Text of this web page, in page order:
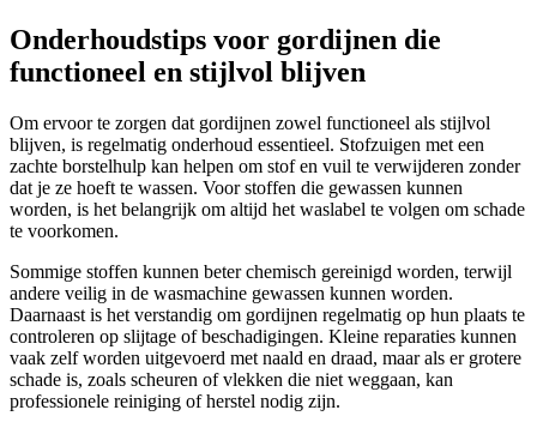
Onderhoudstips voor gordijnen die
functioneel en stijlvol blijven
Om ervoor te zorgen dat gordijnen zowel functioneel als stijlvol
blijven, is regelmatig onderhoud essentieel. Stofzuigen met een
zachte borstelhulp kan helpen om stof en vuil te verwijderen zonder
dat je ze hoeft te wassen. Voor stoffen die gewassen kunnen
worden, is het belangrijk om altijd het waslabel te volgen om schade
te voorkomen.
Sommige stoffen kunnen beter chemisch gereinigd worden, terwijl
andere veilig in de wasmachine gewassen kunnen worden.
Daarnaast is het verstandig om gordijnen regelmatig op hun plaats te
controleren op slijtage of beschadigingen. Kleine reparaties kunnen
vaak zelf worden uitgevoerd met naald en draad, maar als er grotere
schade is, zoals scheuren of vlekken die niet weggaan, kan
professionele reiniging of herstel nodig zijn.